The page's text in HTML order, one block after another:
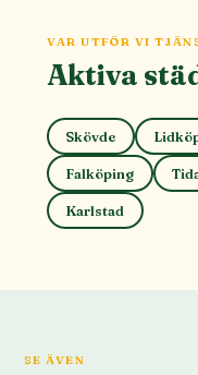
VAR UTFÖR VI
Aktiva
Skövde
Falköping
Karlstad
SE ÄVEN